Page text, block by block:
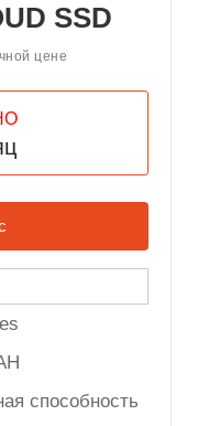
SSD
цене
способность